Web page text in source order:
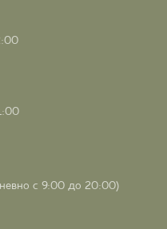
с 9:00 до 20:00)